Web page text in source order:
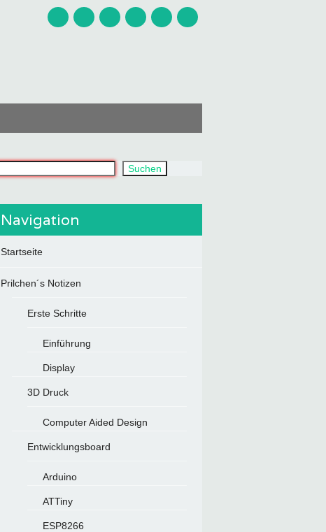
Suchen
Navigation
Startseite
Prilchen´s Notizen
Erste Schritte
Einführung
Display
3D Druck
Computer Aided Design
Entwicklungsboard
Arduino
ATTiny
ESP8266